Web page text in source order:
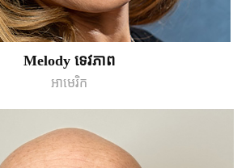
Melody ទេវភាព
អាមេរិក